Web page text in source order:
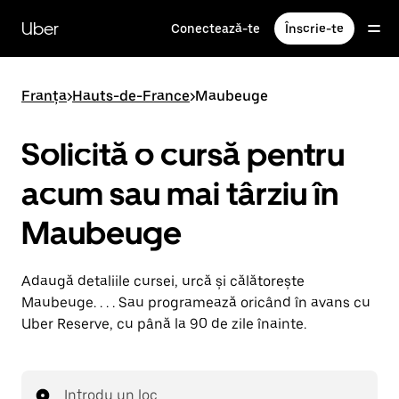
direct
conținutul
principal
Uber Conectează-te Înscrie-te
Franța>Hauts-de-France>Maubeuge
Solicită o cursă pentru
acum sau mai târziu în
Maubeuge
Adaugă detaliile cursei, urcă și călătorește
Maubeuge. . . . Sau programează oricând în avans cu
Uber Reserve, cu până la 90 de zile înainte.
Introdu un loc